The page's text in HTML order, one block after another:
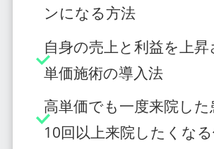
ンになる方法
自身の売上と利益を上
単価施術の導入法
高単価でも一度来院した
10回以上来院したくな